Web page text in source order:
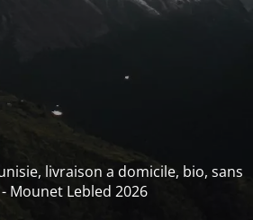
livraison a domicile, bio, sans
Mounet Lebled 2026